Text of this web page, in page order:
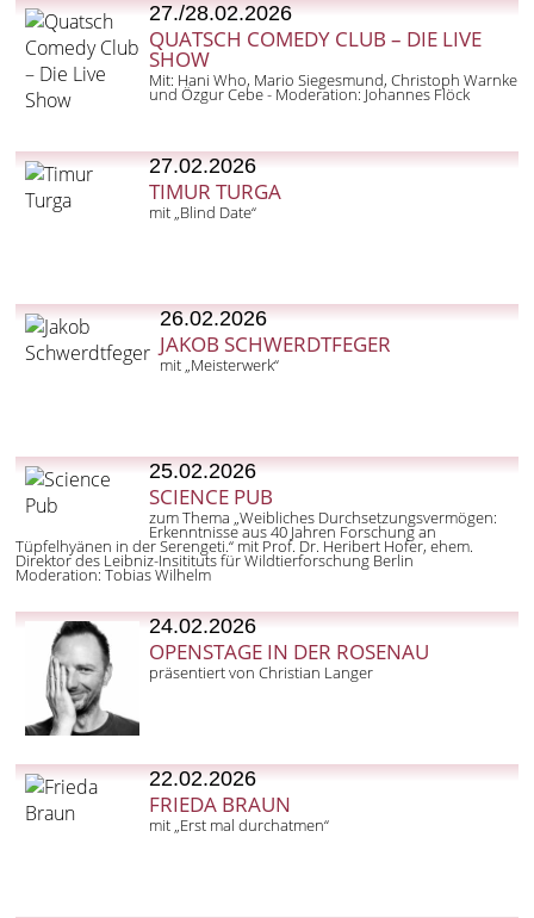
27./28.02.2026
QUATSCH COMEDY CLUB – DIE LIVE
SHOW
Mit: Hani Who, Mario Siegesmund, Christoph Warnke
und Özgur Cebe - Moderation: Johannes Flöck
27.02.2026
TIMUR TURGA
mit „Blind Date“
26.02.2026
JAKOB SCHWERDTFEGER
mit „Meisterwerk“
25.02.2026
SCIENCE PUB
zum Thema „Weibliches Durchsetzungsvermögen:
Erkenntnisse aus 40 Jahren Forschung an
Tüpfelhyänen in der Serengeti.“ mit Prof. Dr. Heribert Hofer, ehem.
Direktor des Leibniz-Insitituts für Wildtierforschung Berlin
Moderation: Tobias Wilhelm
24.02.2026
OPENSTAGE IN DER ROSENAU
präsentiert von Christian Langer
22.02.2026
FRIEDA BRAUN
mit „Erst mal durchatmen“